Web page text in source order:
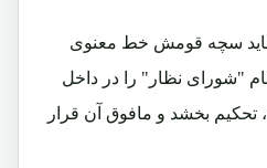
سچه قومش خط معنوی
"شورای نظار" را در داخل
تحکیم بخشد و مافوق آن قرار